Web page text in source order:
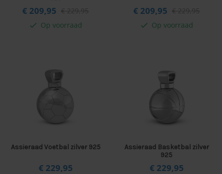
€ 209,95
check Op voorraad
€ 209,95
check Op voorraad
Assieraad Voetbal zilver 925
€ 229,95
Assieraad Basketbal zilver
925
€ 229,95